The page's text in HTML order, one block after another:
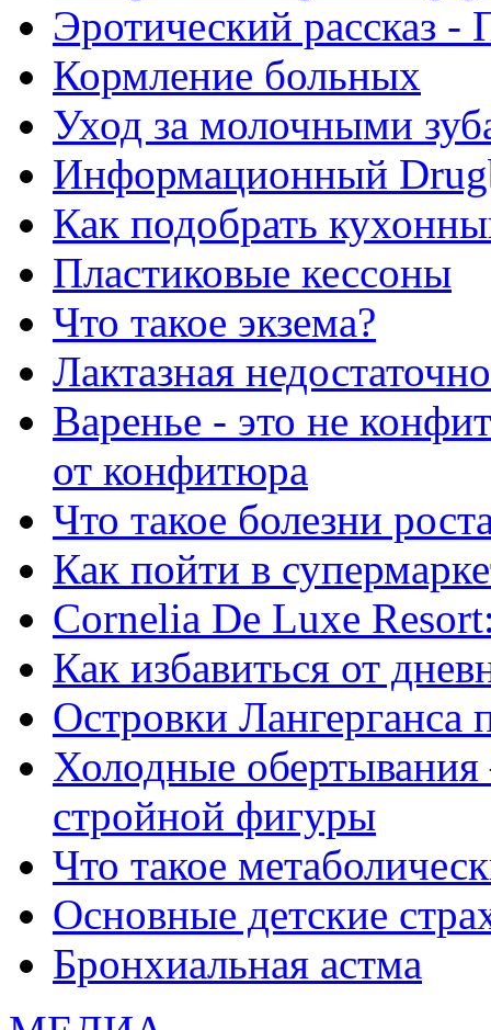
Эротический рассказ -
Кормление больных
Уход за молочными
Информационный
Как подобрать
Пластиковые кессоны
Что такое экзема?
Лактазная
Варенье - это не
от конфитюра
Что такое болезни
Как пойти в
Сornelia De Luxe
Как избавиться от
Островки
Холодные обертывания
стройной фигуры
Что такое
Основные детские
Бронхиальная астма